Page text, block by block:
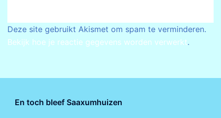
Deze site gebruikt Akismet om spam te verminderen.
Bekijk hoe je reactie gegevens worden verwerkt.
En toch bleef Saaxumhuizen